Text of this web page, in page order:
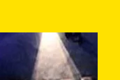
les